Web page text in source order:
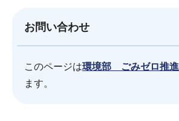
お問い合わせ
このページは環境部 ごみゼロ推
ます。